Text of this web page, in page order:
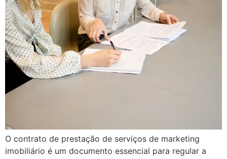
O contrato de prestação de serviços de marketing
imobiliário é um documento essencial para regular a